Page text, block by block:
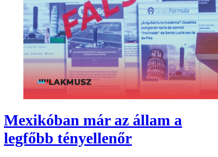
Mexikóban már az állam a
legfőbb tényellenőr